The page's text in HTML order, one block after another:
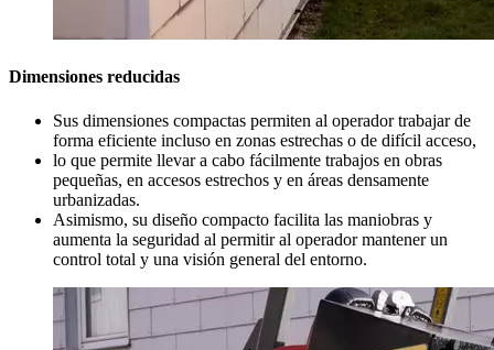
Dimensiones reducidas
Sus dimensiones compactas permiten al operador trabajar de
forma eficiente incluso en zonas estrechas o de difícil acceso,
lo que permite llevar a cabo fácilmente trabajos en obras
pequeñas, en accesos estrechos y en áreas densamente
urbanizadas.
Asimismo, su diseño compacto facilita las maniobras y
aumenta la seguridad al permitir al operador mantener un
control total y una visión general del entorno.